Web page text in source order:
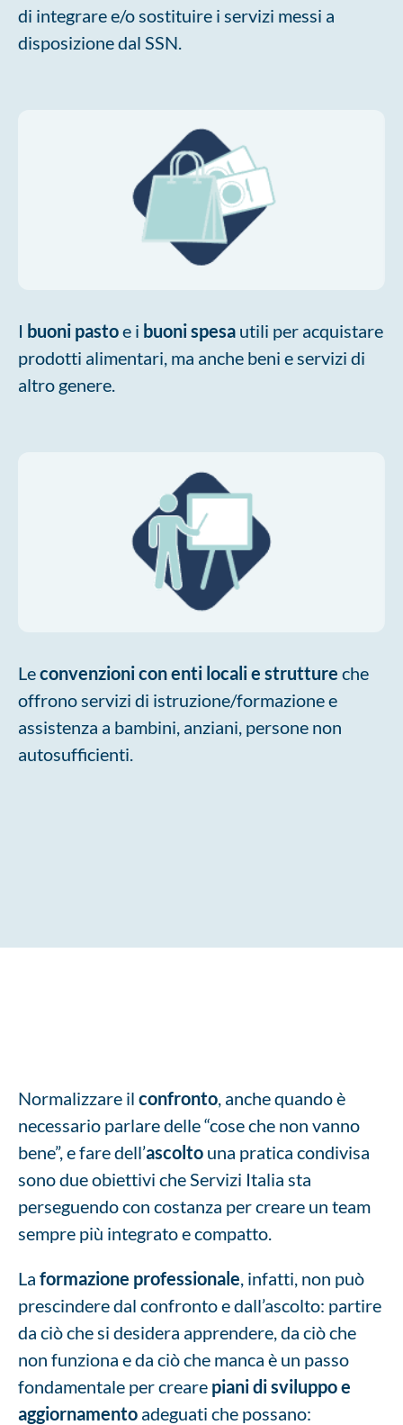
di integrare e/o sostituire i servizi messi a
disposizione dal SSN.
I buoni pastoe i buoni spesa utili per acquistare
prodotti alimentari, ma anche beni e servizi di
altro genere.
Leconvenzioni con enti locali e strutture che
offrono servizi di istruzione/formazione e
assistenza a bambini, anziani, persone non
autosufficienti.
Normalizzare il confronto , anche quando è
necessario parlare delle “cose che non vanno
bene”, e fare dell’ascolto una pratica condivisa
sono due obiettivi che Servizi Italia sta
perseguendo con costanza per creare un team
sempre più integrato e compatto.
La formazione professionale , infatti, non può
prescindere dal confronto e dall’ascolto: partire
da ciò che si desidera apprendere, da ciò che
non funziona e da ciò che manca è un passo
fondamentale per creare piani di sviluppo e
aggiornamento adeguati che possano: